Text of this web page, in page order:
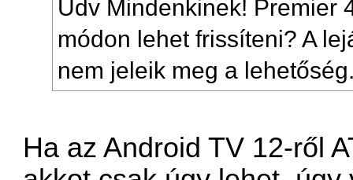
Üdv Mindenkinek! Premier
módon lehet frissíteni? A
nem jeleik meg a
Ha az Android TV 12-ről